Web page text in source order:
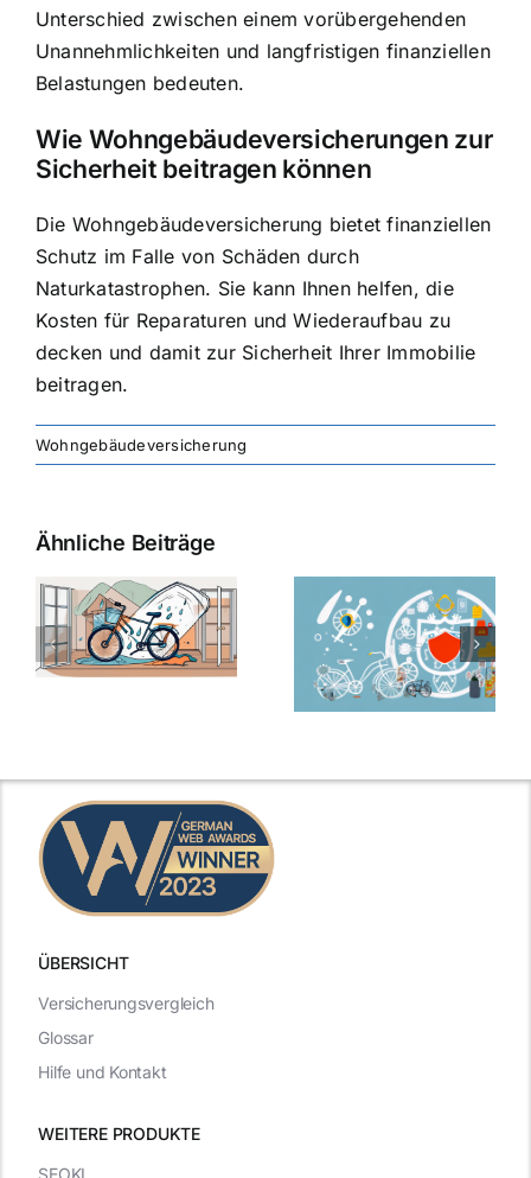
Unterschied zwischen einem vorübergehenden
Unannehmlichkeiten und langfristigen finanziellen
Belastungen bedeuten.
Wie Wohngebäudeversicherungen zur
Sicherheit beitragen können
Die Wohngebäudeversicherung bietet finanziellen
Schutz im Falle von Schäden durch
Naturkatastrophen. Sie kann Ihnen helfen, die
Kosten für Reparaturen und Wiederaufbau zu
decken und damit zur Sicherheit Ihrer Immobilie
beitragen.
Wohngebäudeversicherung
Ähnliche Beiträge
ÜBERSICHT
WEITERE PRODUKTE
Versicherungsvergleich
Glossar
Hilfe und Kontakt
SEOKI